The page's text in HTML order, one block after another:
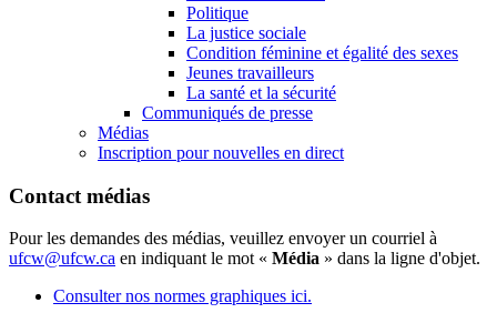
Politique
La justice sociale
Condition féminine et égalité des sexes
Jeunes travailleurs
La santé et la sécurité
Communiqués de presse
Médias
Inscription pour nouvelles en direct
Contact médias
Pour les demandes des médias, veuillez envoyer un courriel à
ufcw@ufcw.ca en indiquant le mot « Média » dans la ligne d'objet.
Consulter nos normes graphiques ici.